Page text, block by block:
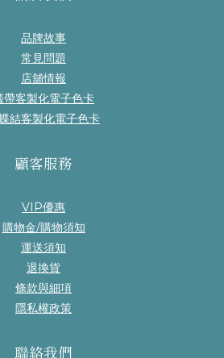
品牌故事
常見問題
店舖情報
帶客製化電子色卡
結客製化電子色卡
顧客服務
VIP優惠
購物金/購物須知
運送須知
退換貨
條款與細項
隱私權政策
聯絡我們